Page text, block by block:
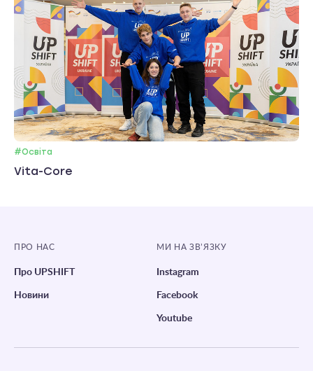
#Освіта
Vita-Core
ПРО НАС
Про UPSHIFT
Новини
МИ НА ЗВ’ЯЗКУ
Instagram
Facebook
Youtube